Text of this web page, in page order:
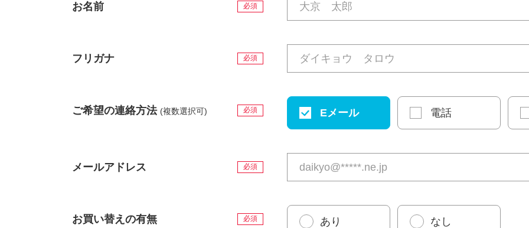
お名前 必須
フリガナ 必須
ご希望の連絡方法 (複数選択可) 必須 Eメール 電話
メールアドレス 必須
お買い替えの有無 必須 あり なし